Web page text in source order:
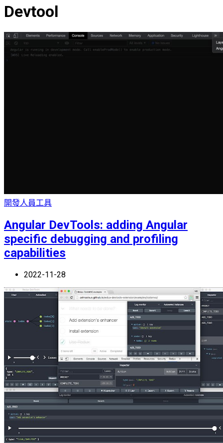
Devtool
開發人員工具
Angular DevTools: adding Angular
specific debugging and profiling
capabilities
2022-11-28